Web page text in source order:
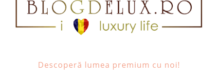
Descoperă lumea premium cu noi!